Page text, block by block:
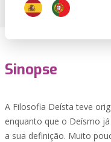
Sinopse
A Filosofia Deísta teve
enquanto que o Deísmo
a sua definição. Muito